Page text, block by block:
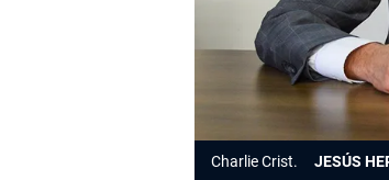
Charlie Crist. JESÚS